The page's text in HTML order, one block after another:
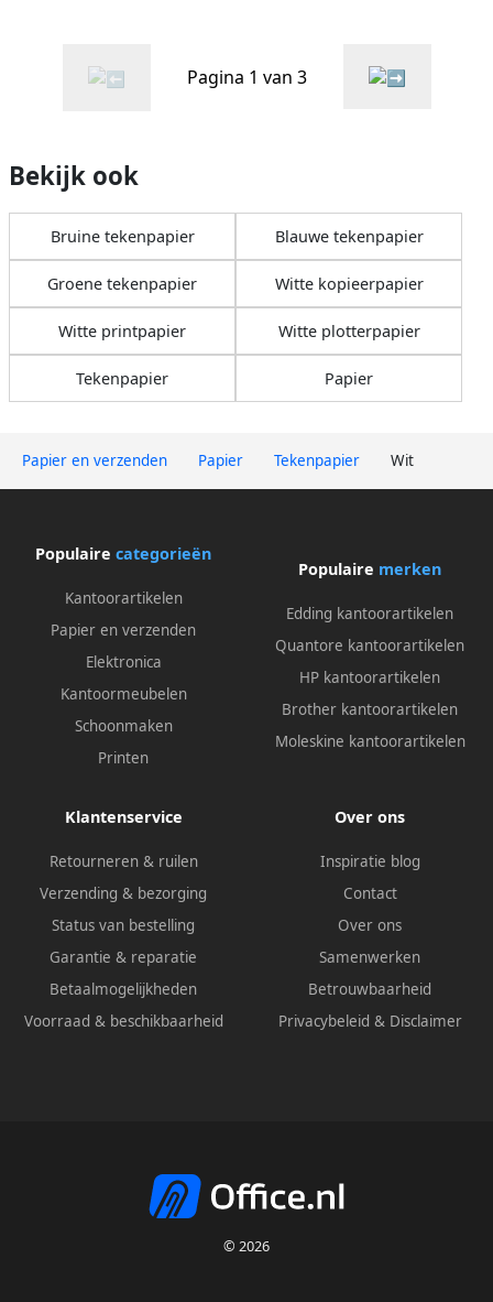
Papier en verzenden Papier Tekenpapier Wit
Pagina 1 van 3
Bekijk ook
Bruine tekenpapier Blauwe tekenpapier
Groene tekenpapier Witte kopieerpapier
Witte printpapier Witte plotterpapier
Tekenpapier Papier
Populaire categorieën
Kantoorartikelen
Papier en verzenden
Elektronica
Kantoormeubelen
Schoonmaken
Printen
Populaire merken
Edding kantoorartikelen
Quantore kantoorartikelen
HP kantoorartikelen
Brother kantoorartikelen
Moleskine kantoorartikelen
Klantenservice
Retourneren & ruilen
Verzending & bezorging
Status van bestelling
Garantie & reparatie
Betaalmogelijkheden
Voorraad & beschikbaarheid
Over ons
Inspiratie blog
Contact
Over ons
Samenwerken
Betrouwbaarheid
Privacybeleid & Disclaimer
© 2026